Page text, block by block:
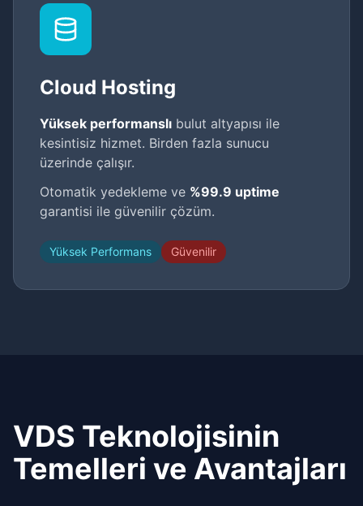
Cloud Hosting
Yüksek performanslı bulut altyapısı ile
kesintisiz hizmet. Birden fazla sunucu
üzerinde çalışır.
Otomatik yedekleme ve %99.9 uptime
garantisi ile güvenilir çözüm.
Yüksek Performans Güvenilir
VDS Teknolojisinin
Temelleri ve Avantajları